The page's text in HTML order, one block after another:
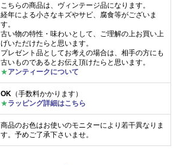
こちらの商品は、ヴィンテージ品になります。
経年による小さなキズやサビ、腐食等がございま
す。
古い物の特性・味わいとして、ご理解の上お買い上
げいただけたらと思います。
プレゼント品としてお考えの場合は、相手の方にも
古いものであるとお伝え頂けたらと思います。
★アンティークについて
OK （手数料かかります）
★ラッピング詳細はこちら
商品のお色はお使いのモニターにより若干異なりま
す。予めご了承下さいませ。